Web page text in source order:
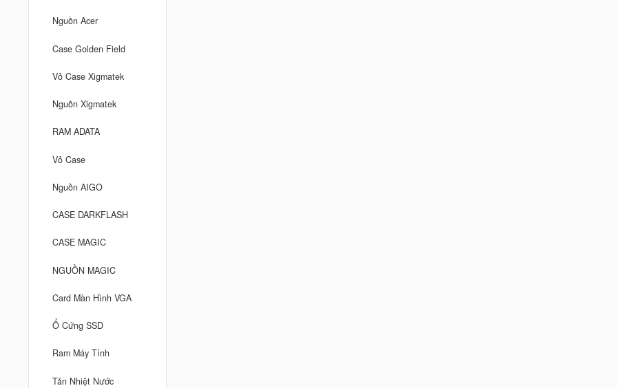
Nguồn Acer
Case Golden Field
Vỏ Case Xigmatek
Nguồn Xigmatek
RAM ADATA
Vỏ Case
Nguồn AIGO
CASE DARKFLASH
CASE MAGIC
NGUỒN MAGIC
Card Màn Hình VGA
Ổ Cứng SSD
Ram Máy Tính
Tản Nhiệt Nước